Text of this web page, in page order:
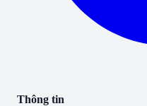
Thông tin